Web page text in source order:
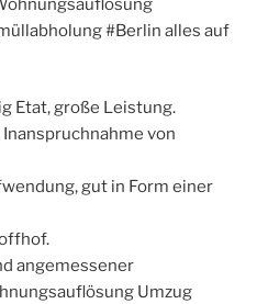
#Berlin alles auf
Etat, große Leistung.
von
gut in Form einer
angemessener
Umzug